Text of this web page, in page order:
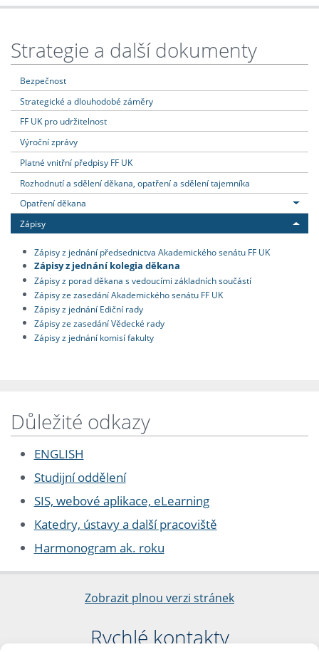
Strategie a další dokumenty
Bezpečnost
Strategické a dlouhodobé záměry
FF UK pro udržitelnost
Výroční zprávy
Platné vnitřní předpisy FF UK
Rozhodnutí a sdělení děkana, opatření a sdělení tajemníka
Opatření děkana
Zápisy
Zápisy z jednání předsednictva Akademického senátu FF UK
Zápisy z jednání kolegia děkana
Zápisy z porad děkana s vedoucími základních součástí
Zápisy ze zasedání Akademického senátu FF UK
Zápisy z jednání Ediční rady
Zápisy ze zasedání Vědecké rady
Zápisy z jednání komisí fakulty
Důležité odkazy
ENGLISH
Studijní oddělení
SIS, webové aplikace, eLearning
Katedry, ústavy a další pracoviště
Harmonogram ak. roku
Zobrazit plnou verzi stránek
Rychlé kontakty